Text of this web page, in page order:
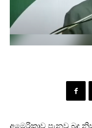
අමෙරිකාව පැනවූ බදු